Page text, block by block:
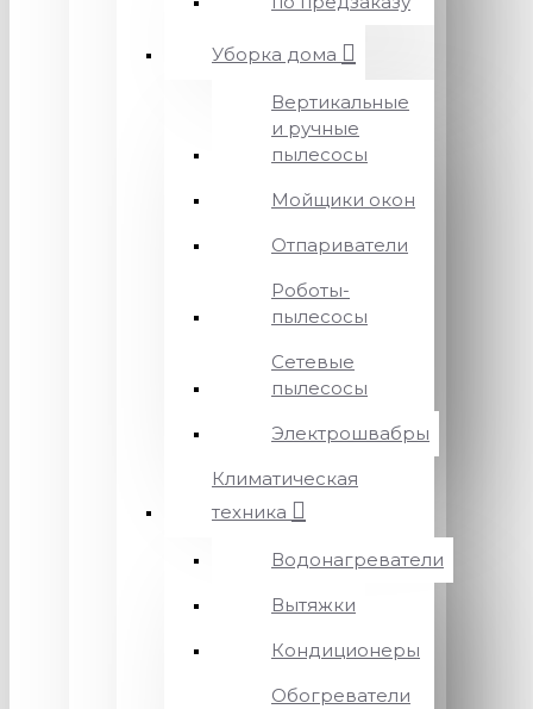
Уборка дома
Вертикальные
и ручные
пылесосы
Мойщики окон
Отпариватели
Роботы-
пылесосы
Сетевые
пылесосы
Электрошвабры
Климатическая
техника
Водонагреватели
Вытяжки
Кондиционеры
Обогреватели